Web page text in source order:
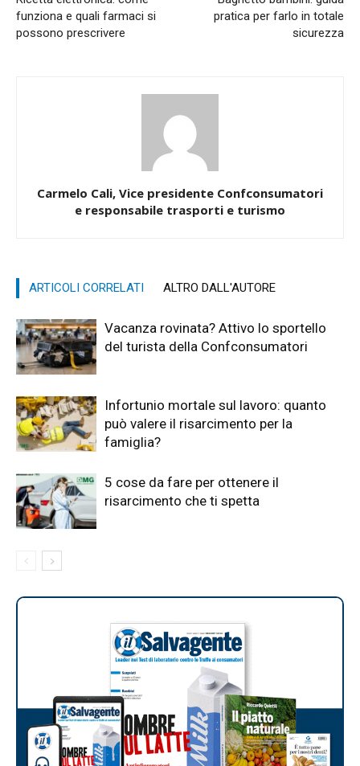
funziona e quali farmaci si
possono prescrivere
pratica per farlo in totale
sicurezza
Carmelo Cali, Vice presidente Confconsumatori
e responsabile trasporti e turismo
ARTICOLI CORRELATI ALTRO DALL'AUTORE
Vacanza rovinata? Attivo lo sportello
del turista della Confconsumatori
Infortunio mortale sul lavoro: quanto
può valere il risarcimento per la
famiglia?
5 cose da fare per ottenere il
risarcimento che ti spetta